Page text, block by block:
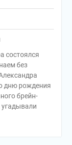
состоялся
без
дню рождения
брейн-
угадывали